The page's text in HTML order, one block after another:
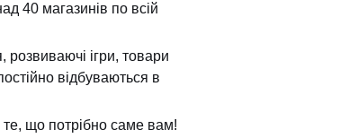
40 магазинів по всій
розвиваючі ігри, товари
відбуваються в
те, що потрібно саме вам!